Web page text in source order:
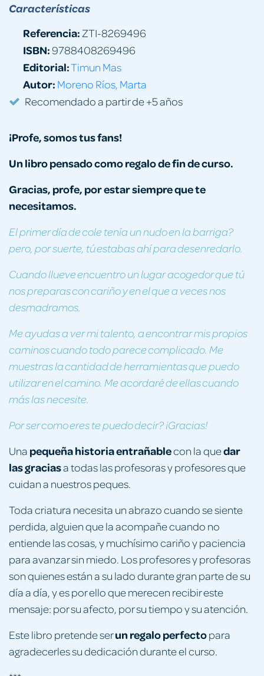
¡Profe, somos tus fans!
Un libro pensado como regalo de fin de curso.
Gracias, profe, por estar siempre que te
necesitamos.
El primer día de cole tenía un nudo en la barriga?
pero, por suerte, tú estabas ahí para desenredarlo.
Cuando llueve encuentro un lugar acogedor que tú
nos preparas con cariño y en el que a veces nos
desmadramos.
Me ayudas a ver mi talento, a encontrar mis propios
caminos cuando todo parece complicado. Me
muestras la cantidad de herramientas que puedo
utilizar en el camino. Me acordaré de ellas cuando
más las necesite.
Por ser como eres te puedo decir? ¡Gracias!
Una pequeña historia entrañablecon la quedar
las graciasa todas las profesoras y profesores que
cuidan a nuestros peques.
Toda criatura necesita un abrazo cuando se siente
perdida, alguien que la acompañe cuando no
entiende las cosas, y muchísimo cariño y paciencia
para avanzar sin miedo. Los profesores y profesoras
son quienes están a su lado durante gran parte de su
día a día, y es por ello que merecen recibir este
mensaje: por su afecto, por su tiempo y su atención.
Este libro pretende serun regalo perfectopara
agradecerles su dedicación durante el curso.
Características
Referencia: ZTI-8269496
ISBN:9788408269496
Editorial:Timun Mas
Autor: Moreno Ríos, Marta
Recomendado a partir de +5 años